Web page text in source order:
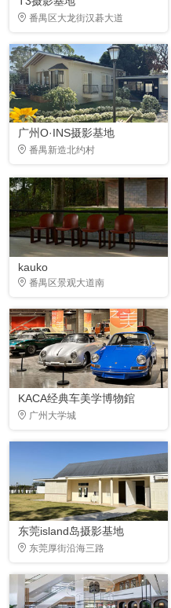
番禺区大龙街汉碁大道
广州O·INS摄影基地
番禺新造北约村
kauko
番禺区景观大道南
KACA经典车美学博物錧
广州大学城
东莞island岛摄影基地
东莞厚街沿海三路